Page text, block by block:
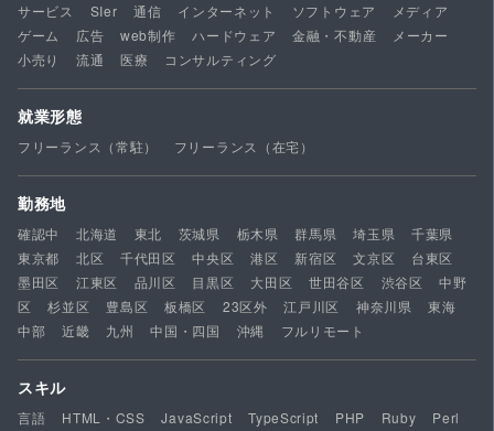
サービス SIer 通信 インターネット ソフトウェア
メディア
ゲーム
広告 web制作 ハードウェア 金融・不動産
メーカー
小売り
流通 医療 コンサルティング
就業形態
フリーランス（常駐） フリーランス（在宅）
勤務地
確認中 北海道 東北 茨城県 栃木県 群馬県 埼玉県
千葉県
東京都
北区 千代田区 中央区 港区 新宿区 文京区
台東区
墨田区
江東区 品川区 目黒区 大田区 世田谷区 渋谷区
中野
区
杉並区 豊島区 板橋区 23区外 江戸川区 神奈川県
東海
中部
近畿 九州 中国・四国 沖縄 フルリモート
スキル
言語 HTML・CSS JavaScript TypeScript PHP Ruby
Perl